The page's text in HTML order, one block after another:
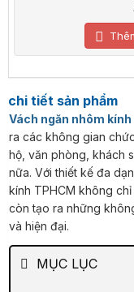
chi tiết sản phẩm
Vách ngăn nhôm
ra các không gian
hộ, văn phòng, khách
nữa. Với thiết kế đa
kính TPHCM không
còn tạo ra những
và hiện đại.
MỤC LỤC